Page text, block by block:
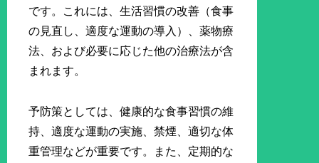
です。これには、生活習慣の改善（食事
の見直し、適度な運動の導入）、薬物療
法、および必要に応じた他の治療法が含
まれます。
予防策としては、健康的な食事習慣の維
持、適度な運動の実施、禁煙、適切な体
重管理などが重要です。また、定期的な